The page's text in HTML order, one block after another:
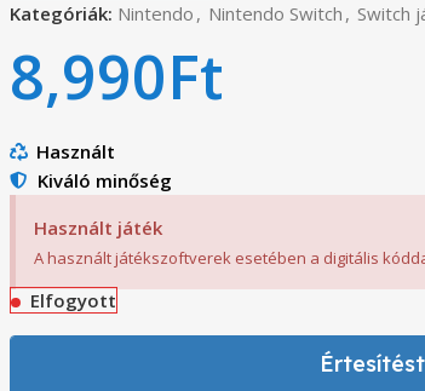
Kategóriák: Nintendo , Nintendo Switch , Switch
8,990Ft
Használt
Kiváló minőség
Használt játék
A használt játékszoftverek esetében a digitális
Elfogyott